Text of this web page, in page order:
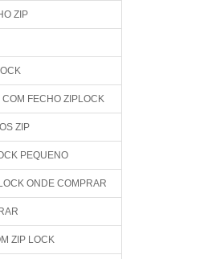
ZIP
FECHO ZIPLOCK
ZIP
PEQUENO
ONDE COMPRAR
ZIP LOCK